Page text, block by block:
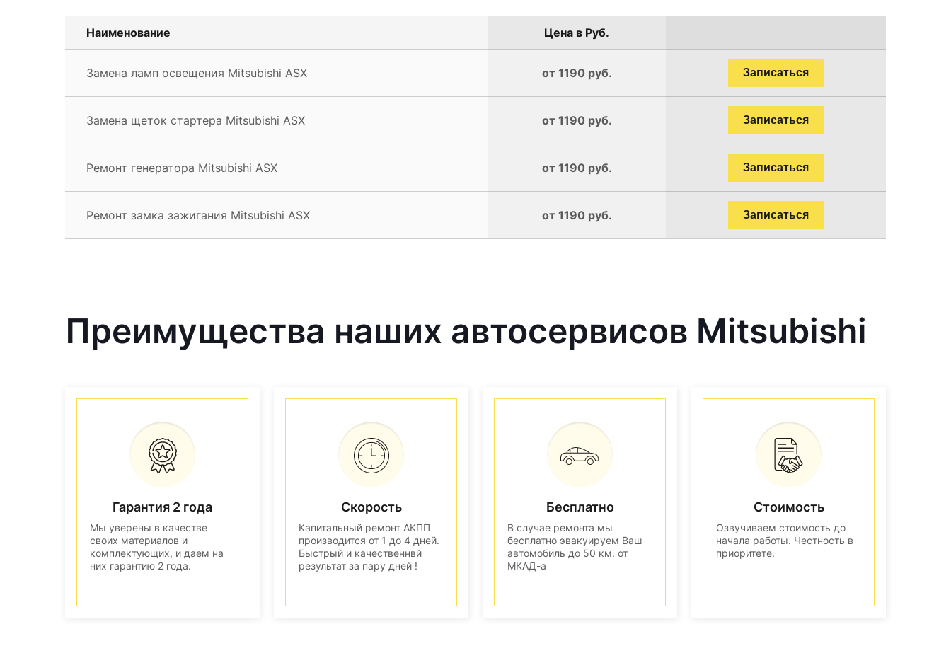
Наименование Цена в Руб.
Замена ламп освещения Mitsubishi ASX от 1190 руб. Записаться
Замена щеток стартера Mitsubishi ASX от 1190 руб. Записаться
Ремонт генератора Mitsubishi ASX от 1190 руб. Записаться
Ремонт замка зажигания Mitsubishi ASX от 1190 руб. Записаться
Преимущества наших автосервисов Mitsubishi
Гарантия 2 года
Мы уверены в качестве
своих материалов и
комплектующих, и даем на
них гарантию 2 года.
Скорость
Капитальный ремонт АКПП
производится от 1 до 4 дней.
Быстрый и качественнвй
результат за пару дней !
Бесплатно
В случае ремонта мы
бесплатно эвакуируем Ваш
автомобиль до 50 км. от
МКАД-а
Стоимость
Озвучиваем стоимость до
начала работы. Честность в
приоритете.